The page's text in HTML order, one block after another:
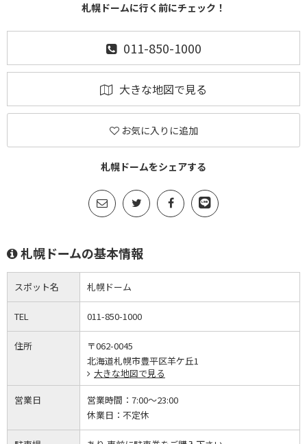
札幌ドームに行く前にチェック！
011-850-1000
大きな地図で見る
お気に入りに追加
札幌ドームをシェアする
札幌ドームの基本情報
スポット名 札幌ドーム
TEL 011-850-1000
住所
〒062-0045
北海道札幌市豊平区羊ケ丘1
大きな地図で見る
営業日 営業時間： 7:00～23:00
休業日： 不定休